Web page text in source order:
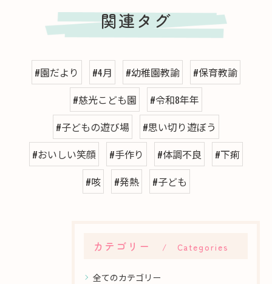
関連タグ
#園だより #4月 #幼稚園教諭
#保育教諭
#慈光こども園
#令和8年年
#子どもの遊び場
#思い切り遊ぼう
#おいしい笑顔
#手作り #体調不良
#下痢
#咳
#発熱 #子ども
カテゴリー Categories
全てのカテゴリー